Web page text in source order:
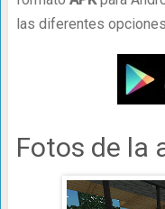
las diferentes
Fotos de la